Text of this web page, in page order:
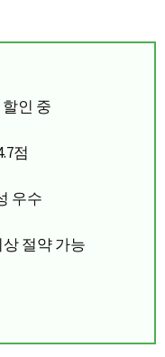
인 중
점
우수
절약 가능